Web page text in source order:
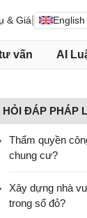
& Giá English
vấn AI
HỎI ĐÁP PHÁP
Thẩm quyền
chung cư?
Xây dựng nhà
trong sổ đỏ?